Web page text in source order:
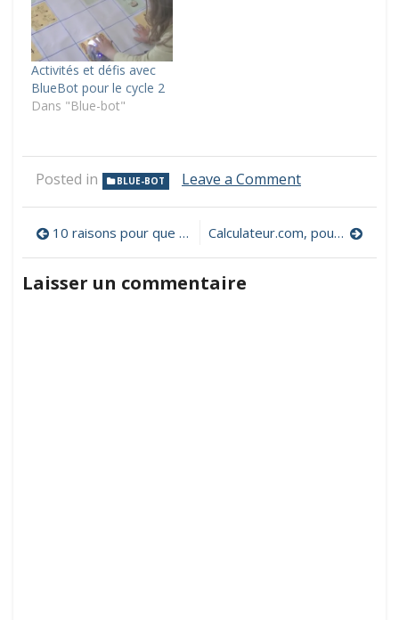
Activités et défis avec
BlueBot pour le cycle 2
Dans "Blue-bot"
Posted in BLUE-BOT Leave a Commenton
les
déplacements
Navigation
de
l’article
10 raisons pour que les élèves bloguent Calculateur.com, pour tout calculer !
Laisser un commentaire